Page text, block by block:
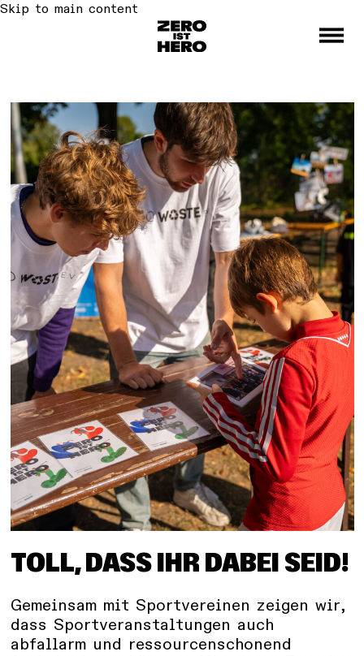
Skip to main content
TOLL, DASS IHR DABEI SEID!
Gemeinsam mit Sportvereinen zeigen wir,
dass Sportveranstaltungen auch
abfallarm und ressourcenschonend